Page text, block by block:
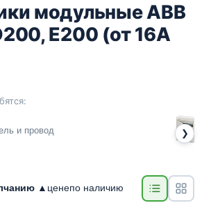
модульные ABB
E200 (от 16A
и провод ❯
▲ ценепо наличию